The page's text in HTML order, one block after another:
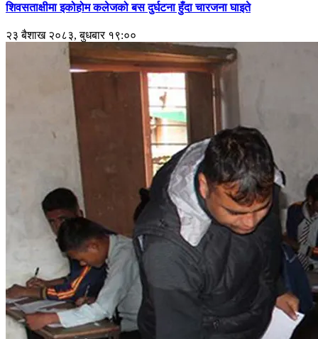
शिवसताक्षीमा इकोहोम कलेजको बस दुर्घटना हुँदा चारजना घाइते
२३ बैशाख २०८३, बुधबार १९:००